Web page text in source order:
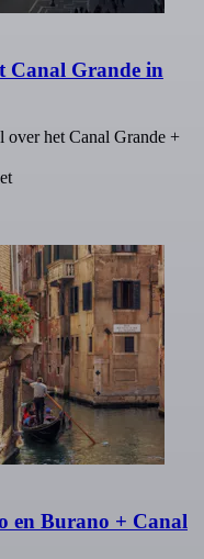
Canal Grande in
over het Canal Grande +
en Burano + Canal